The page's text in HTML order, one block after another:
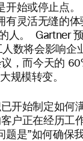
开始或停止点
有灵活无缝的体
人。 Gartner
数将会影响企
，而今天的
规模转变。
开始制定如何
户正在经历工
题是”如何确保